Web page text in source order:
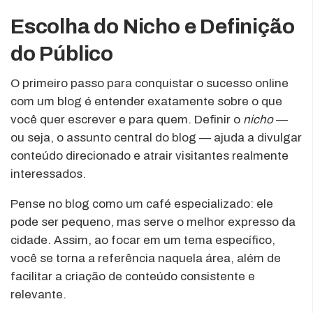
Escolha do Nicho e Definição
do Público
O primeiro passo para conquistar o sucesso online
com um blog é entender exatamente sobre o que
você quer escrever e para quem. Definir o nicho—
ou seja, o assunto central do blog — ajuda a divulgar
conteúdo direcionado e atrair visitantes realmente
interessados.
Pense no blog como um café especializado: ele
pode ser pequeno, mas serve o melhor expresso da
cidade. Assim, ao focar em um tema específico,
você se torna a referência naquela área, além de
facilitar a criação de conteúdo consistente e
relevante.